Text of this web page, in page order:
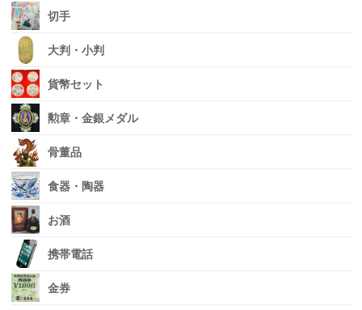
切手
大判・小判
貨幣セット
勲章・金銀メダル
骨董品
食器・陶器
お酒
携帯電話
金券